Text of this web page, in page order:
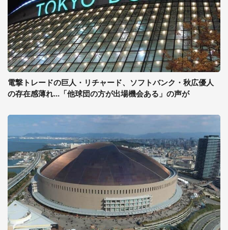
電撃トレードの巨人・リチャード、ソフトバンク・秋広優人
の存在感薄れ...「他球団の方が出場機会ある」の声が